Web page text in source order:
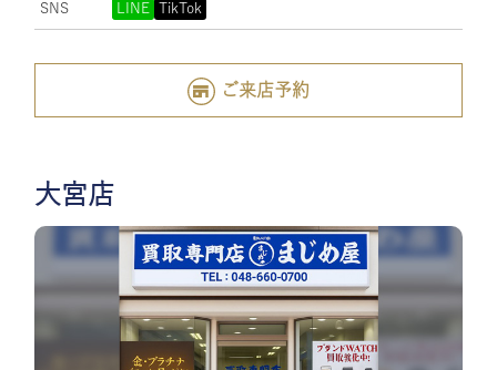
SNS LINE TikTok
ご来店予約
大宮店